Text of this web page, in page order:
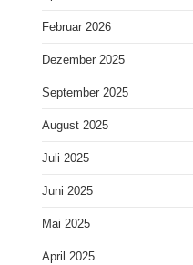
Februar 2026
Dezember 2025
September 2025
August 2025
Juli 2025
Juni 2025
Mai 2025
April 2025